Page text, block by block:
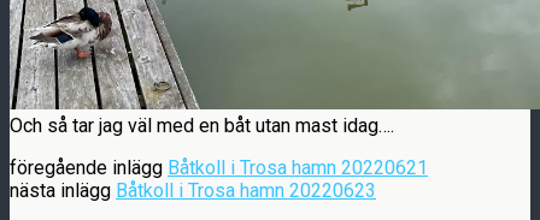
Och så tar jag väl med en båt utan mast idag….
föregående inlägg Båtkoll i Trosa hamn 20220621
nästa inlägg Båtkoll i Trosa hamn 20220623